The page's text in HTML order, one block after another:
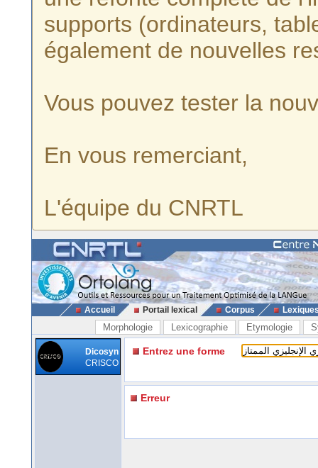
supports (ordinateurs,
également de nouvelles
Vous pouvez tester la
En vous remerciant,
L'équipe du CNRTL
Accueil Portail lexical Corpus
Morphologie Lexicographie Etymologie
Dicosyn
CRISCO
Entrez une forme
Erreur